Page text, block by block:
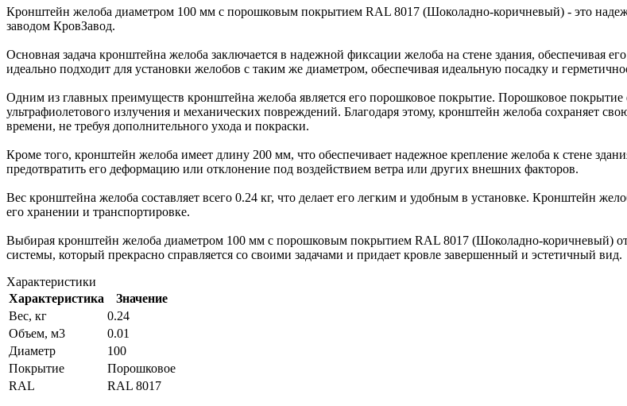
Кронштейн желоба диаметром 100 мм с порошковым покрытием RAL 8017 (Шоколадно-коричневый) - это
заводом КровЗавод.
Основная задача кронштейна желоба заключается в надежной фиксации желоба на стене здания, обеспечивая
идеально подходит для установки желобов с таким же диаметром, обеспечивая идеальную посадку и
Одним из главных преимуществ кронштейна желоба является его порошковое покрытие. Порошковое
ультрафиолетового излучения и механических повреждений. Благодаря этому, кронштейн желоба сохраняет
времени, не требуя дополнительного ухода и покраски.
Кроме того, кронштейн желоба имеет длину 200 мм, что обеспечивает надежное крепление желоба к стене
предотвратить его деформацию или отклонение под воздействием ветра или других внешних факторов.
Вес кронштейна желоба составляет всего 0.24 кг, что делает его легким и удобным в установке. Кронштейн
его хранении и транспортировке.
Выбирая кронштейн желоба диаметром 100 мм с порошковым покрытием RAL 8017 (Шоколадно-коричневый)
системы, который прекрасно справляется со своими задачами и придает кровле завершенный и эстетичный вид.
Характеристики
Характеристика
Значение
Вес, кг
0.24
Объем, м3
0.01
Диаметр
100
Покрытие
Порошковое
RAL
RAL 8017